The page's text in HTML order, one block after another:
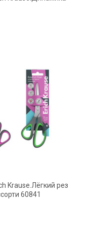
Krause.Лёгкий рез
60841